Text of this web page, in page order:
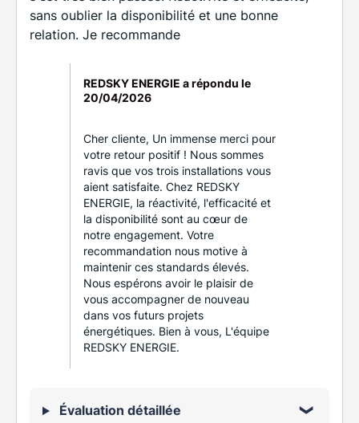
sans oublier la disponibilité et une bonne
relation. Je recommande
REDSKY ENERGIE a répondu le
20/04/2026
Cher cliente, Un immense merci pour
votre retour positif ! Nous sommes
ravis que vos trois installations vous
aient satisfaite. Chez REDSKY
ENERGIE, la réactivité, l'efficacité et
la disponibilité sont au cœur de
notre engagement. Votre
recommandation nous motive à
maintenir ces standards élevés.
Nous espérons avoir le plaisir de
vous accompagner de nouveau
dans vos futurs projets
énergétiques. Bien à vous, L'équipe
REDSKY ENERGIE.
Évaluation détaillée